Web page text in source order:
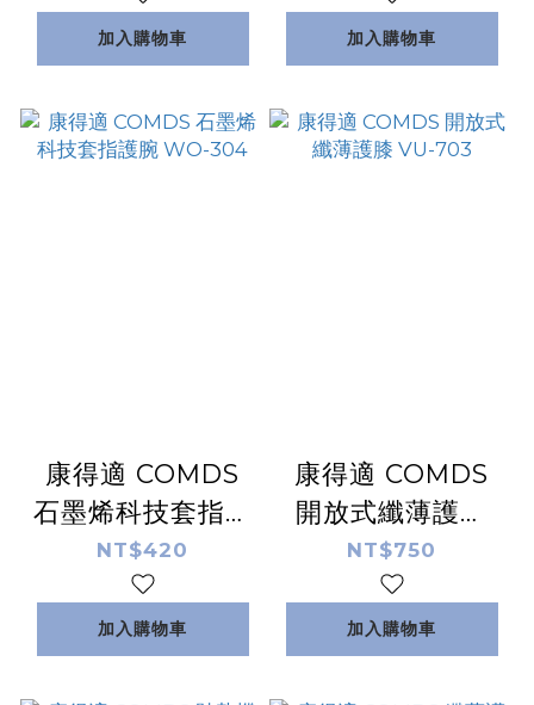
加入購物車 加入購物車
康得適 COMDS
石墨烯科技套指護
腕 WO-304
NT$420
加入購物車
康得適 COMDS
開放式纖薄護膝
VU-703
NT$750
加入購物車